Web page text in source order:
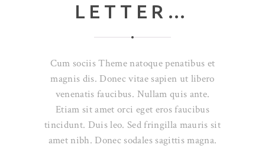
LETTER…
Cum sociis Theme natoque penatibus et
magnis dis. Donec vitae sapien ut libero
venenatis faucibus. Nullam quis ante.
Etiam sit amet orci eget eros faucibus
tincidunt. Duis leo. Sed fringilla mauris sit
amet nibh. Donec sodales sagittis magna.